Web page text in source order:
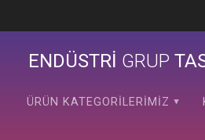
ENDÜSTRİ GRUP
ÜRÜN KATEGORILERIMIZ